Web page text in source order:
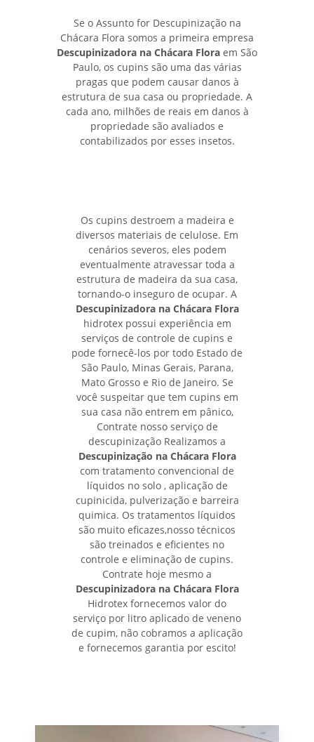
Se o Assunto for Descupinização na
Chácara Flora somos a primeira empresa
Descupinizadora na Chácara Flora em São
Paulo, os cupins são uma das várias
pragas que podem causar danos à
estrutura de sua casa ou propriedade. A
cada ano, milhões de reais em danos à
propriedade são avaliados e
contabilizados por esses insetos.
Os cupins destroem a madeira e
diversos materiais de celulose. Em
cenários severos, eles podem
eventualmente atravessar toda a
estrutura de madeira da sua casa,
tornando-o inseguro de ocupar. A
Descupinizadora na Chácara Flora
hidrotex possui experiência em
serviços de controle de cupins e
pode fornecê-los por todo Estado de
São Paulo, Minas Gerais, Parana,
Mato Grosso e Rio de Janeiro. Se
você suspeitar que tem cupins em
sua casa não entrem em pânico,
Contrate nosso serviço de
descupinização Realizamos a
Descupinização na Chácara Flora
com tratamento convencional de
líquidos no solo , aplicação de
cupinicida, pulverização e barreira
quimica. Os tratamentos líquidos
são muito eficazes,nosso técnicos
são treinados e eficientes no
controle e eliminação de cupins.
Contrate hoje mesmo a
Descupinizadora na Chácara Flora
Hidrotex fornecemos valor do
serviço por litro aplicado de veneno
de cupim, não cobramos a aplicação
e fornecemos garantia por escito!